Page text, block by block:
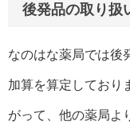
後発品の取り扱
なのはな薬局では後
加算を算定しており
がって、他の薬局よ